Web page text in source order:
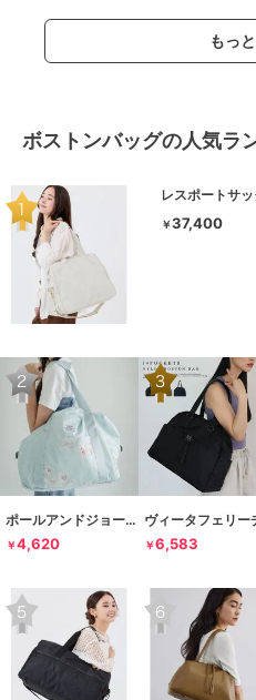
もっ
ボストンバッグの人気ラ
レスポートサッ
￥37,400
ポールアンドジョーアクセソワ
￥4,620
ヴィータフェリー
￥6,583